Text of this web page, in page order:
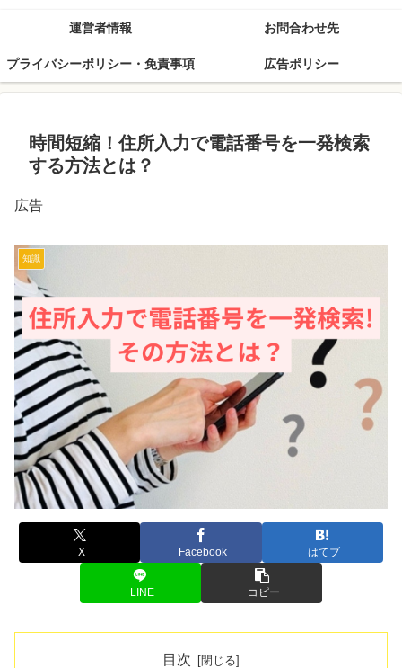
運営者情報 お問合わせ先
プライバシーポリシー・免責事項 広告ポリシー
時間短縮！住所入力で電話番号を一発検索
する方法とは？
広告
知識
X Facebook はてブ
LINE コピー
目次